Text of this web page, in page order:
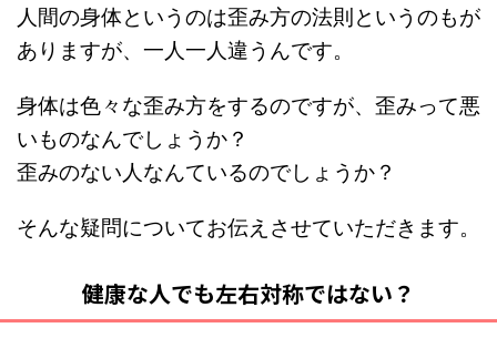
人間の身体というのは歪み方の法則というのもが
ありますが、一人一人違うんです。
身体は色々な歪み方をするのですが、歪みって悪
いものなんでしょうか？
歪みのない人なんているのでしょうか？
そんな疑問についてお伝えさせていただきます。
健康な人でも左右対称ではない？